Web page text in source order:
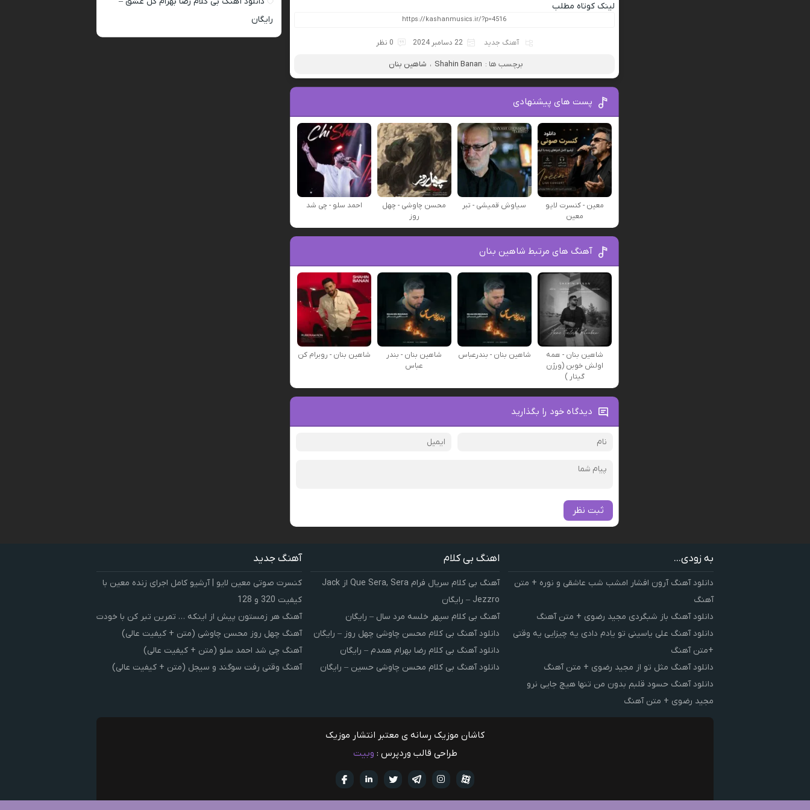
لینک کوتاه مطلب
آهنگ جدید 22 دسامبر 2024 0 نظر
برچسب ها : Shahin Banan ، شاهین بنان
پست های پیشنهادی
معین - کنسرت لایو
معین
سیاوش قمیشی - تبر
محسن چاوشی - چهل
روز
احمد سلو - چی شد
آهنگ های مرتبط شاهین بنان
شاهین بنان - همه
اولش خوبن (ورژن
گیتار )
شاهین بنان - بندرعباس
شاهین بنان - بندر
عباس
شاهین بنان - روبرام کن
دیدگاه خود را بگذارید
ثبت نظر
رایگان
به زودی...
دانلود آهنگ آرون افشار امشب شب عاشقی و نوره + متن
آهنگ
دانلود آهنگ باز شبگردی مجید رضوی + متن آهنگ
دانلود آهنگ علی یاسینی تو یادم دادی یه چیزایی یه وقتی
+متن آهنگ
دانلود آهنگ مثل تو از مجید رضوی + متن آهنگ
دانلود آهنگ حسود قلبم بدون من تنها هیچ جایی نرو
مجید رضوی + متن آهنگ
اهنگ بی کلام
آهنگ بی کلام سریال فرام Que Sera, Sera از Jack
Jezzro – رایگان
آهنگ بی کلام سپهر خلسه مرد سال – رایگان
دانلود آهنگ بی کلام محسن چاوشی چهل روز – رایگان
دانلود آهنگ بی کلام رضا بهرام همدم – رایگان
دانلود آهنگ بی کلام محسن چاوشی حسین – رایگان
آهنگ جدید
کنسرت صوتی معین لایو | آرشیو کامل اجرای زنده معین با
کیفیت 320 و 128
آهنگ هر زمستون پیش از اینکه … تمرین تبر کن با خودت
آهنگ چهل روز محسن چاوشی (متن + کیفیت عالی)
آهنگ چی شد احمد سلو (متن + کیفیت عالی)
آهنگ وقتی رفت سوگند و سیجل (متن + کیفیت عالی)
کاشان موزیک رسانه ی معتبر انتشار موزیک
طراحی قالب وردپرس : وبیت
تويتر تلگرام
اینستاگرام آپارات